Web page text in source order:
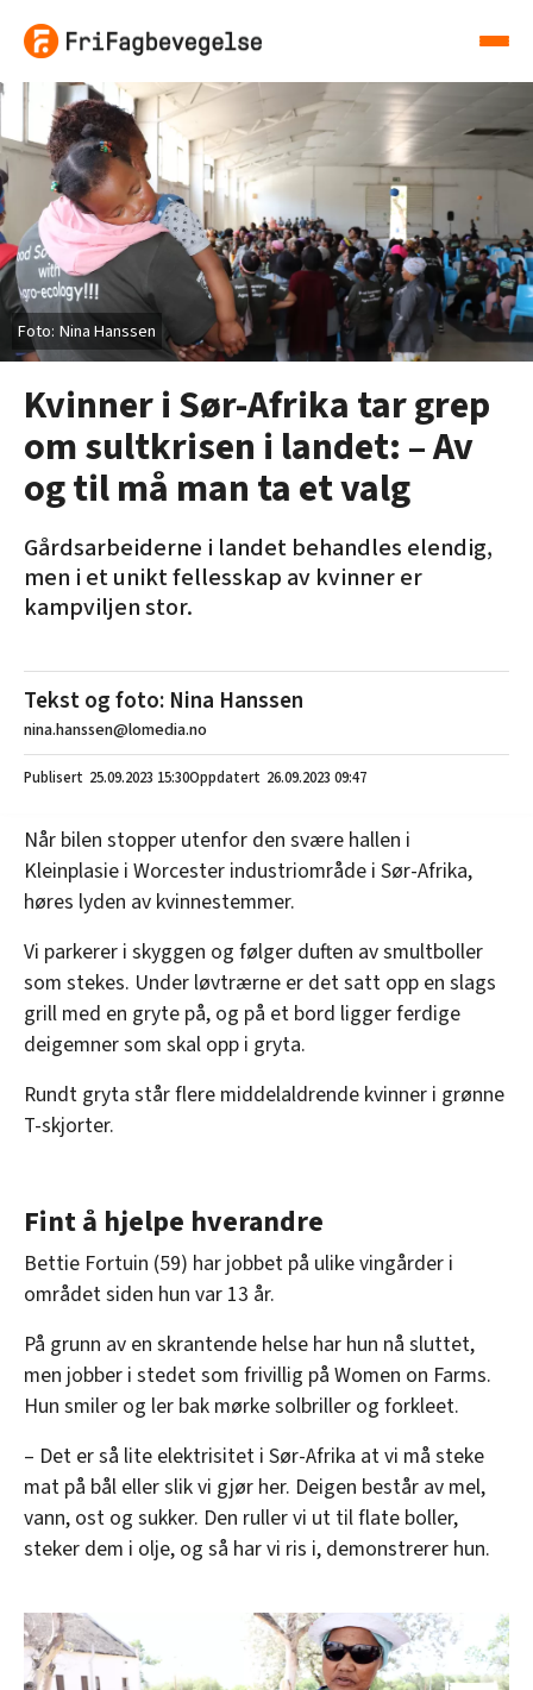
Nina Hanssen
Kvinner i Sør-Afrika tar grep
om sultkrisen i landet: – Av
og til må man ta et valg
Gårdsarbeiderne i landet behandles elendig,
men i et unikt fellesskap av kvinner er
kampviljen stor.
Tekst og foto: Nina Hanssen
nina.hanssen@lomedia.no
25.09.2023 15:30 26.09.2023 09:47
Når bilen stopper utenfor den svære hallen i
Kleinplasie i Worcester industriområde i Sør-Afrika,
høres lyden av kvinnestemmer.
Vi parkerer i skyggen og følger duften av smultboller
som stekes. Under løvtrærne er det satt opp en slags
grill med en gryte på, og på et bord ligger ferdige
deigemner som skal opp i gryta.
Rundt gryta står flere middelaldrende kvinner i grønne
T-skjorter.
Fint å hjelpe hverandre
Bettie Fortuin (59) har jobbet på ulike vingårder i
området siden hun var 13 år.
På grunn av en skrantende helse har hun nå sluttet,
men jobber i stedet som frivillig på Women on Farms.
Hun smiler og ler bak mørke solbriller og forkleet.
– Det er så lite elektrisitet i Sør-Afrika at vi må steke
mat på bål eller slik vi gjør her. Deigen består av mel,
vann, ost og sukker. Den ruller vi ut til flate boller,
steker dem i olje, og så har vi ris i, demonstrerer hun.